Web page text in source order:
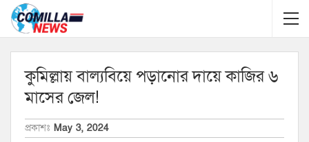
কুমিল্লায় বাল্যবিয়ে পড়ানোর দায়ে কাজির ৬
মাসের জেল!
প্রকাশঃ May 3, 2024